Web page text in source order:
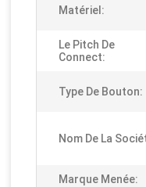
Matériel:
Le Pitch De
Connect:
Type De Bouton:
Nom De La
Marque Menée: